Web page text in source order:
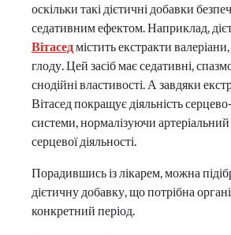
оскільки такі дієтичні добавки
седативним ефектом. Наприклад,
Вітаседмістить екстракти
глоду. Цей засіб має седативні,
снодійні властивості. А завдяки
Вітасед покращує діяльність
системи, нормалізуючи
серцевої діяльності.
Порадившись із лікарем, можна
дієтичну добавку, що потрібна
конкретний період.